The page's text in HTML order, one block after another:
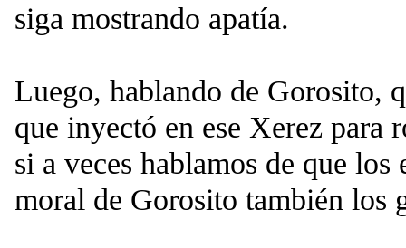
siga mostrando apatía.
Luego, hablando de Gorosito,
que inyectó en ese Xerez para
si a veces hablamos de que los
moral de Gorosito también los